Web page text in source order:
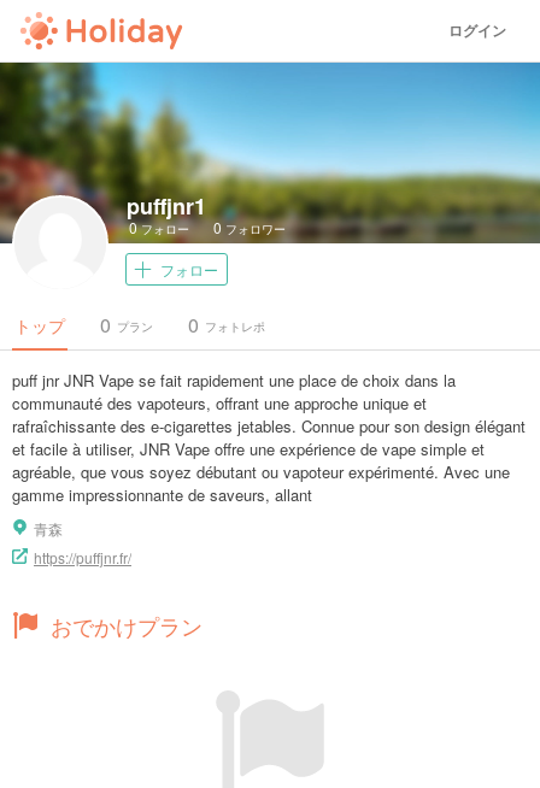
ログイン
puffjnr1
0フォロー 0 フォロワー
フォロー
トップ プラン
0 フォトレポ
0
puff jnr JNR Vape se fait rapidement une place de choix dans la
communauté des vapoteurs, offrant une approche unique et
rafraîchissante des e-cigarettes jetables. Connue pour son design élégant
et facile à utiliser, JNR Vape offre une expérience de vape simple et
agréable, que vous soyez débutant ou vapoteur expérimenté. Avec une
gamme impressionnante de saveurs, allant
青森
https://puffjnr.fr/
おでかけプラン